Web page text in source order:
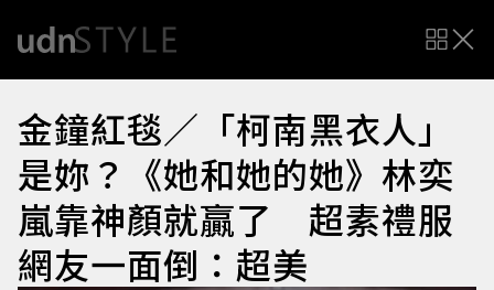
金鐘紅毯／「柯南黑衣人」
是妳？《她和她的她》林奕
嵐靠神顏就贏了 超素禮服
網友一面倒：超美